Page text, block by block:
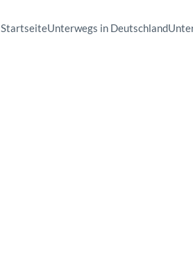
StartseiteUnterwegs in Deutschland